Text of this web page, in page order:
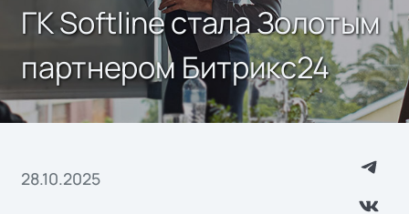
ГК Softline стала Золотым
партнером Битрикс24
28.10.2025